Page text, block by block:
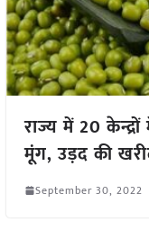
राज्य में 20
मूंग, उड़द की
September 30, 2022